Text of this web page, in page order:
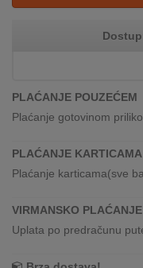
O
KATALOZI
KAKO
PLAĆANJE POUZEĆEM
Plaćanje gotovinom
PLAĆANJE
Plaćanje karticama(sve
VIRMANSKO PLAĆANJE
Uplata po predračunu